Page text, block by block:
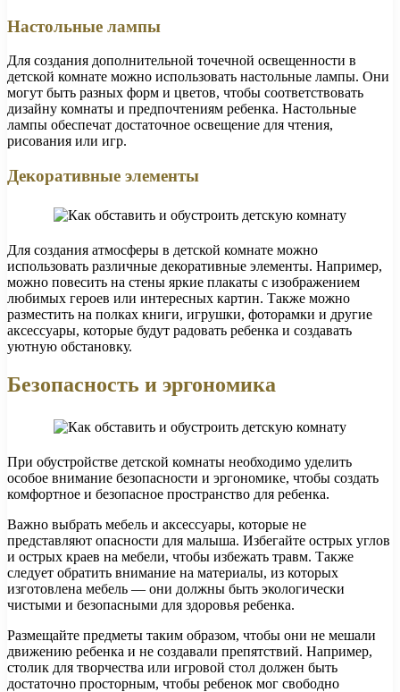
Настольные лампы
Для создания дополнительной точечной освещенности в
детской комнате можно использовать настольные лампы. Они
могут быть разных форм и цветов, чтобы соответствовать
дизайну комнаты и предпочтениям ребенка. Настольные
лампы обеспечат достаточное освещение для чтения,
рисования или игр.
Декоративные элементы
Для создания атмосферы в детской комнате можно
использовать различные декоративные элементы. Например,
можно повесить на стены яркие плакаты с изображением
любимых героев или интересных картин. Также можно
разместить на полках книги, игрушки, фоторамки и другие
аксессуары, которые будут радовать ребенка и создавать
уютную обстановку.
Безопасность и эргономика
При обустройстве детской комнаты необходимо уделить
особое внимание безопасности и эргономике, чтобы создать
комфортное и безопасное пространство для ребенка.
Важно выбрать мебель и аксессуары, которые не
представляют опасности для малыша. Избегайте острых углов
и острых краев на мебели, чтобы избежать травм. Также
следует обратить внимание на материалы, из которых
изготовлена мебель — они должны быть экологически
чистыми и безопасными для здоровья ребенка.
Размещайте предметы таким образом, чтобы они не мешали
движению ребенка и не создавали препятствий. Например,
столик для творчества или игровой стол должен быть
достаточно просторным, чтобы ребенок мог свободно